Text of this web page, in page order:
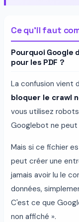
Ce qu'il faut
Pourquoi
pour les PDF ?
La confusion vient
bloquer le crawl
vous utilisez
Googlebot ne peut
Mais si ce fichier
peut créer une
jamais avoir lu le
données,
C'est ce que
non affiché ».